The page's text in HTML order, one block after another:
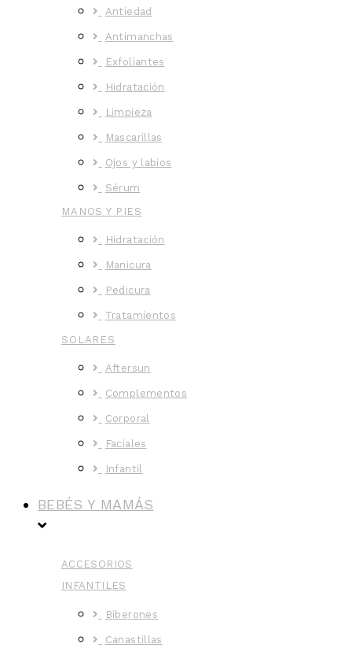
Antiedad
Antimanchas
Exfoliantes
Hidratación
Limpieza
Mascarillas
Ojos y labios
Sérum
MANOS Y PIES
Hidratación
Manicura
Pedicura
Tratamientos
SOLARES
Aftersun
Complementos
Corporal
Faciales
Infantil
BEBÉS Y MAMÁS
ACCESORIOS
INFANTILES
Biberones
Canastillas